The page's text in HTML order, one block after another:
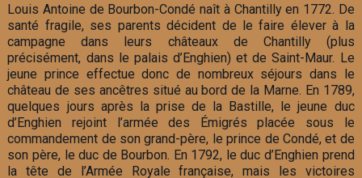
Louis Antoine de Bourbon-Condé naît à Chantilly en 1772. De
santé fragile, ses parents décident de le faire élever à la
campagne dans leurs châteaux de Chantilly (plus
précisément, dans le palais d’Enghien) et de Saint-Maur. Le
jeune prince effectue donc de nombreux séjours dans le
château de ses ancêtres situé au bord de la Marne. En 1789,
quelques jours après la prise de la Bastille, le jeune duc
d’Enghien rejoint l’armée des Émigrés placée sous le
commandement de son grand-père, le prince de Condé, et de
son père, le duc de Bourbon. En 1792, le duc d’Enghien prend
la tête de l’Armée Royale française, mais les victoires